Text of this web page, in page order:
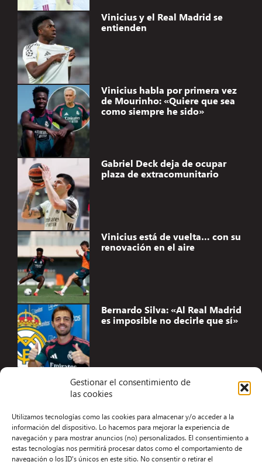
Gestionar el consentimiento de
las cookies
Utilizamos tecnologías como las cookies para almacenar y/o acceder a la
información del dispositivo. Lo hacemos para mejorar la experiencia de
navegación y para mostrar anuncios (no) personalizados. El consentimiento a
estas tecnologías nos permitirá procesar datos como el comportamiento de
navegación o los ID's únicos en este sitio. No consentir o retirar el
Vinicius y el Real Madrid se
entienden
Vinicius habla por primera vez
de Mourinho: «Quiere que sea
como siempre he sido»
Gabriel Deck deja de ocupar
plaza de extracomunitario
Vinicius está de vuelta… con su
renovación en el aire
Bernardo Silva: «Al Real Madrid
es imposible no decirle que sí»
Aviso Legal
Términos y condiciones